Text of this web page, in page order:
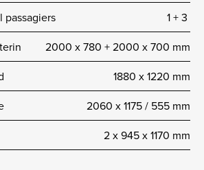
passagiers
1 + 3
2000 x 780 + 2000 x 700 mm
1880 x 1220 mm
2060 x 1175 / 555 mm
2 x 945 x 1170 mm